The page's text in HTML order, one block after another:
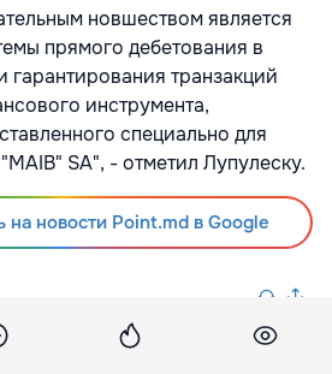
новшеством является
прямого дебетования в
гарантирования транзакций
инструмента,
специально для
SA", - отметил Лупулеску.
на новости Point.md в Google